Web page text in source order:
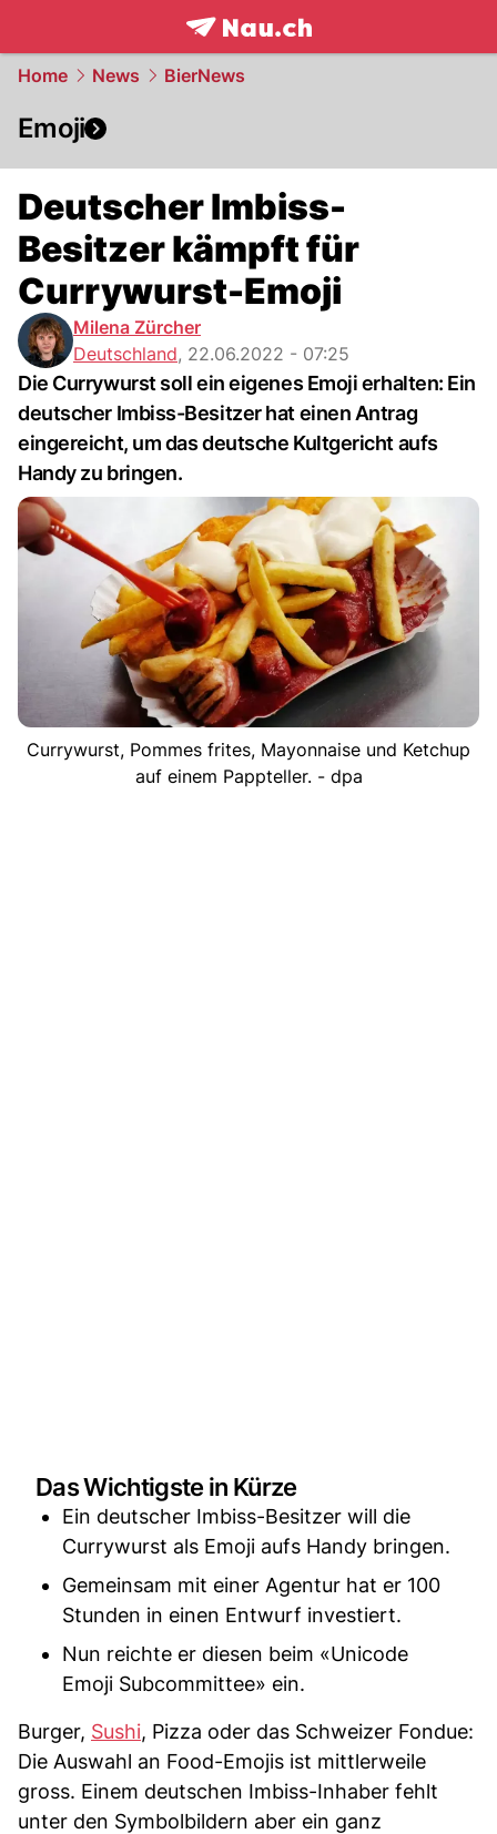
frontpage.NAU.ch
Home News BierNews
Emoji
Deutscher Imbiss-
Besitzer kämpft für
Currywurst-Emoji
Milena Zürcher
Deutschland, 22.06.2022 - 07:25
Die Currywurst soll ein eigenes Emoji erhalten: Ein
deutscher Imbiss-Besitzer hat einen Antrag
eingereicht, um das deutsche Kultgericht aufs
Handy zu bringen.
Currywurst, Pommes frites, Mayonnaise und Ketchup
auf einem Pappteller. - dpa
Das Wichtigste in Kürze
Ein deutscher Imbiss-Besitzer will die
Currywurst als Emoji aufs Handy bringen.
Gemeinsam mit einer Agentur hat er 100
Stunden in einen Entwurf investiert.
Nun reichte er diesen beim «Unicode
Emoji Subcommittee» ein.
Burger, Sushi, Pizza oder das Schweizer Fondue:
Die Auswahl an Food-Emojis ist mittlerweile
gross. Einem deutschen Imbiss-Inhaber fehlt
unter den Symbolbildern aber ein ganz